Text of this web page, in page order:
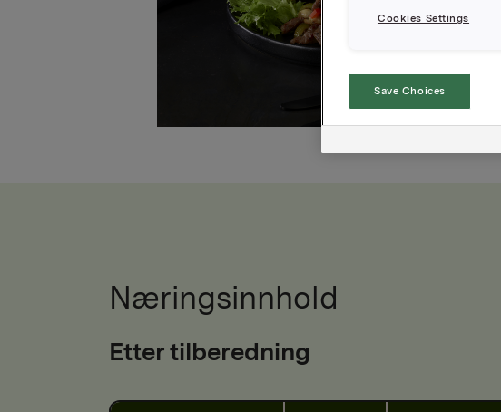
Næringsinnhold
Etter tilberedning
Cookies Settings
Save Choices